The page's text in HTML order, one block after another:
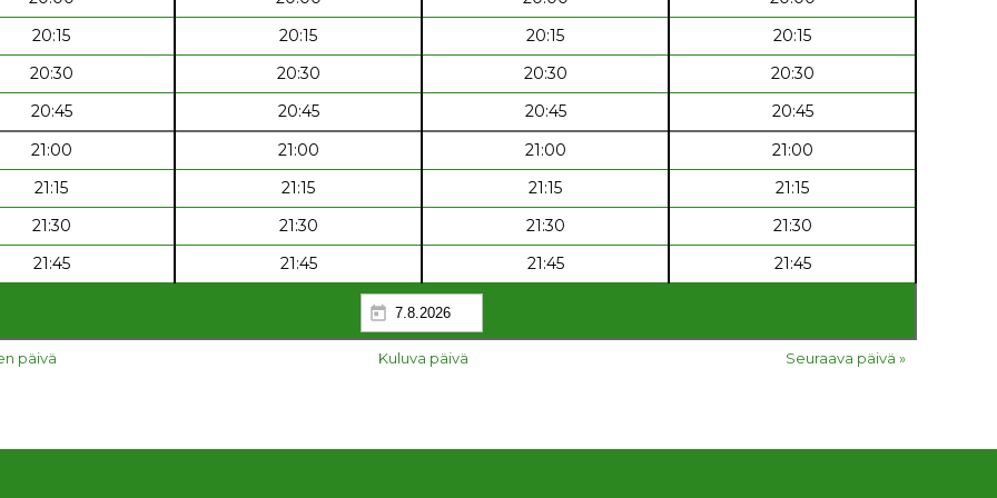
20:15
20:15 20:15
20:15
20:30
20:30 20:30
20:30
20:45
20:45 20:45
20:45
21:00
21:00 21:00
21:00
21:15
21:15 21:15
21:15
21:30
21:30 21:30
21:30
21:45
21:45 21:45 21:45
päivä Kuluva päivä Seuraava päivä »